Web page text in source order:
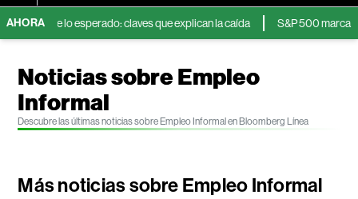
AHORA
lo esperado: claves que explican la caída S&P 500 marca un récord
Noticias sobre Empleo
Informal
Descubre las últimas noticias sobre Empleo Informal en Bloomberg Línea
Más noticias sobre Empleo Informal